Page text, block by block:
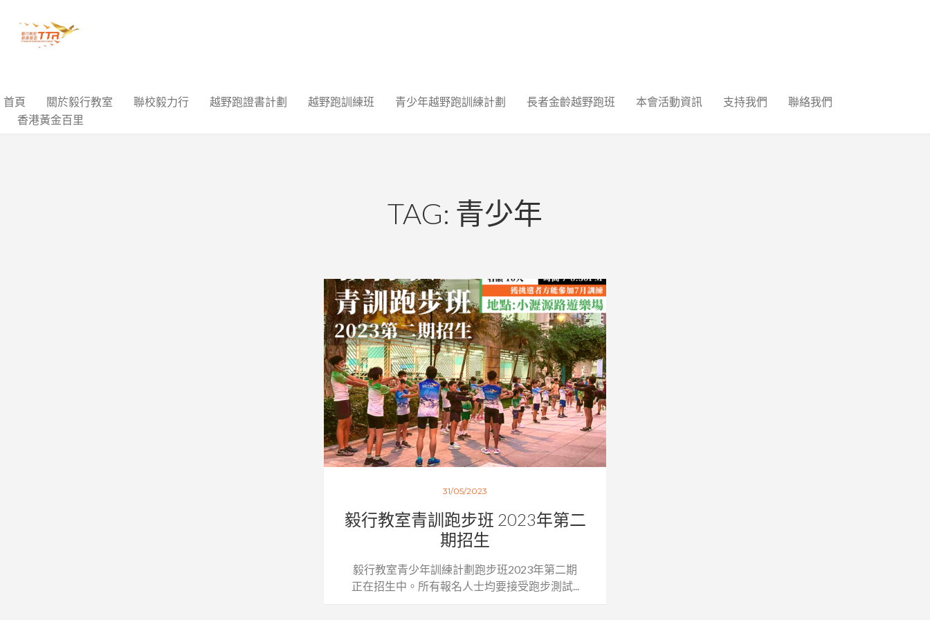
首頁 關於毅行教室 聯校毅力行 越野跑證書計劃 越野跑訓練班 青少年越野跑訓練計劃 長者金齡越野跑班 本會活動資訊 支持我們
聯絡我們
香港黃金百里
TAG: 青少年
31/05/2023
毅行教室青訓跑步班 2023年第二
期招生
毅行教室青少年訓練計劃跑步班2023年第二期
正在招生中。所有報名人士均要接受跑步測試...